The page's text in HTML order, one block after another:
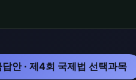
안 · 제4회 국제법 선택과목